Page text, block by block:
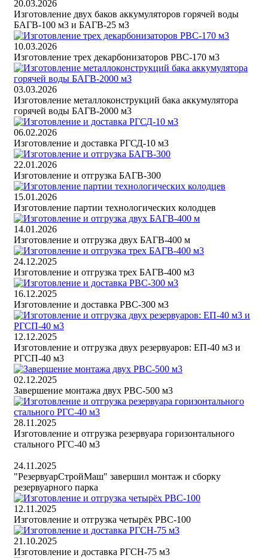
20.03.2026
Изготовление двух баков аккумуляторов горячей воды
БАГВ-100 м3 и БАГВ-25 м3
10.03.2026
Изготовление трех декарбонизаторов РВС-170 м3
03.03.2026
Изготовление металлоконструкций бака аккумулятора
горячей воды БАГВ-2000 м3
06.02.2026
Изготовление и доставка РГСД-10 м3
22.01.2026
Изготовление и отгрузка БАГВ-300
15.01.2026
Изготовление партии технологических колодцев
14.01.2026
Изготовление и отгрузка двух БАГВ-400 м
24.12.2025
Изготовление и отгрузка трех БАГВ-400 м3
16.12.2025
Изготовление и доставка РВС-300 м3
12.12.2025
Изготовление и отгрузка двух резервуаров: ЕП-40 м3 и
РГСП-40 м3
02.12.2025
Завершение монтажа двух РВС-500 м3
28.11.2025
Изготовление и отгрузка резервуара горизонтального
стального РГС-40 м3
24.11.2025
"РезервуарСтройМаш" завершил монтаж и сборку
резервуарного парка
12.11.2025
Изготовление и отгрузка четырёх РВС-100
21.10.2025
Изготовление и доставка РГСН-75 м3